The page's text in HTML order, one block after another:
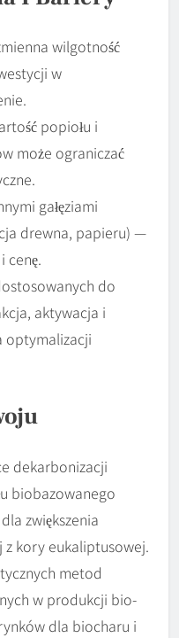
wilgotność
w
popiołu i
może ograniczać
gałęziami
drewna, papieru) —
cenę.
do
aktywacja i
optymalizacji
dekarbonizacji
biobazowanego
zwiększenia
kory eukaliptusowej.
metod
w produkcji bio-
dla biocharu i